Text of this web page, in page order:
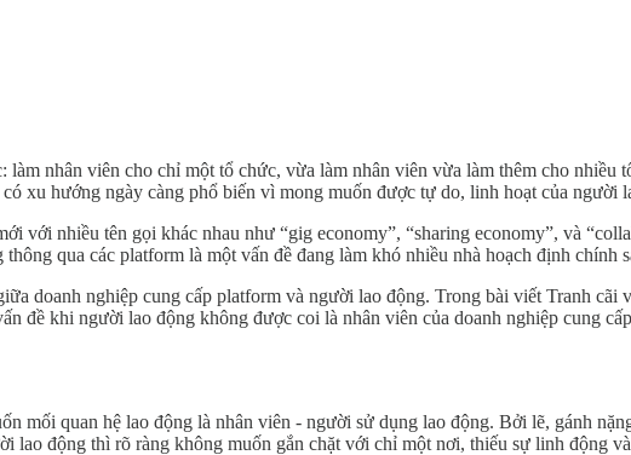
nhân viên cho chỉ một tổ chức, vừa làm nhân viên vừa làm thêm cho nhiều
xu hướng ngày càng phổ biến vì mong muốn được tự do, linh hoạt của người
với nhiều tên gọi khác nhau như “gig economy”, “sharing economy”, và
qua các platform là một vấn đề đang làm khó nhiều nhà hoạch định chính
doanh nghiệp cung cấp platform và người lao động. Trong bài viết Tranh
đề khi người lao động không được coi là nhân viên của doanh nghiệp cung
mối quan hệ lao động là nhân viên - người sử dụng lao động. Bởi lẽ, gánh
lao động thì rõ ràng không muốn gắn chặt với chỉ một nơi, thiếu sự linh động